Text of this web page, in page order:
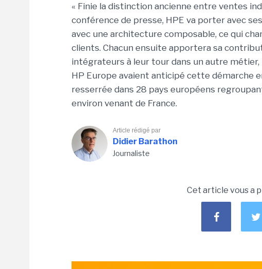
« Finie la distinction ancienne entre ventes
conférence de presse, HPE va porter avec
avec une architecture composable, ce qui
clients. Chacun ensuite apportera sa
intégrateurs à leur tour dans un autre métier,
HP Europe avaient anticipé cette démarche
resserrée dans 28 pays européens
environ venant de France.
Article rédigé par
Didier Barathon
Journaliste
Cet article vous a